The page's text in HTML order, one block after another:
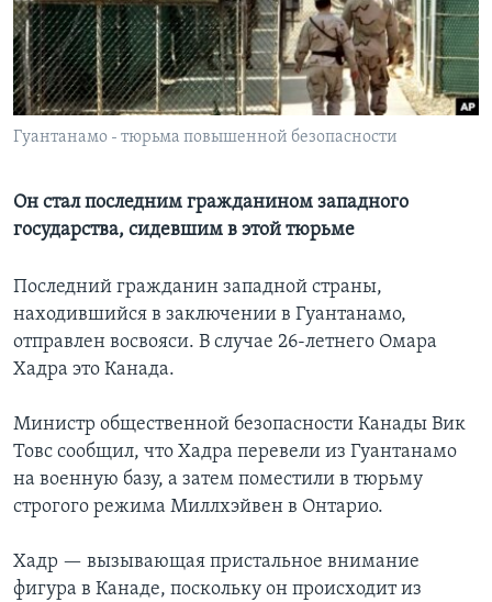
Learning English
СОЦИАЛЬНЫЕ СЕТИ
Языки
Гуантанамо - тюрьма повышенной безопасности
Он стал последним гражданином западного
государства, сидевшим в этой тюрьме
Последний гражданин западной страны,
находившийся в заключении в Гуантанамо,
отправлен восвояси. В случае 26-летнего Омара
Хадра это Канада.
Министр общественной безопасности Канады Вик
Товс сообщил, что Хадра перевели из Гуантанамо
на военную базу, а затем поместили в тюрьму
строгого режима Миллхэйвен в Онтарио.
Хадр — вызывающая пристальное внимание
фигура в Канаде, поскольку он происходит из